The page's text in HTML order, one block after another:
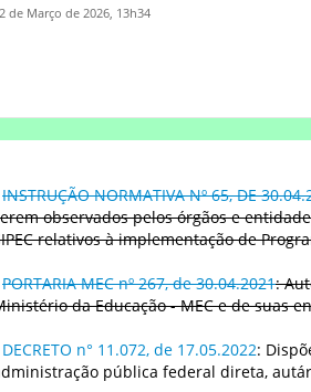
de Março de 2026, 13h34
INSTRUÇÃO NORMATIVA Nº 65, DE
observados pelos órgãos e
relativos à implementação de
PORTARIA MEC nº 267, de 30.04.2021:
da Educação - MEC e de suas
DECRETO n° 11.072, de 17.05.2022:
pública federal direta,